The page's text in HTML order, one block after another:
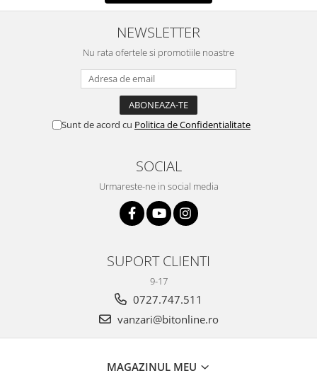
NEWSLETTER
Nu rata ofertele si promotiile noastre
Sunt de acord cu Politica de Confidentialitate
SOCIAL
Urmareste-ne in social media
SUPORT CLIENTI
9-17
0727.747.511
vanzari@bitonline.ro
MAGAZINUL MEU